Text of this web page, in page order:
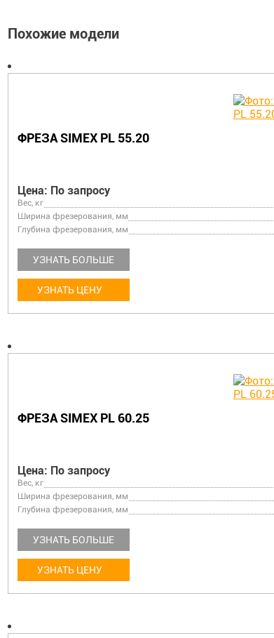
Похожие модели
ФРЕЗА SIMEX PL 55.20
Цена: По запросу
Вес, кг
Ширина фрезерования, мм
Глубина фрезерования, мм
УЗНАТЬ БОЛЬШЕ
УЗНАТЬ ЦЕНУ
ФРЕЗА SIMEX PL 60.25
Цена: По запросу
Вес, кг
Ширина фрезерования, мм
Глубина фрезерования, мм
УЗНАТЬ БОЛЬШЕ
УЗНАТЬ ЦЕНУ